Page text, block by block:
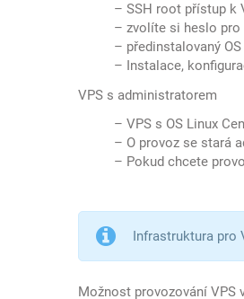
– SSH root přístup k
– zvolíte si heslo pro
– předinstalovaný OS
– Instalace,
VPS s administratorem
– VPS s OS Linux
– O provoz se stará
– Pokud chcete
Infrastruktura pro
Možnost provozování VPS